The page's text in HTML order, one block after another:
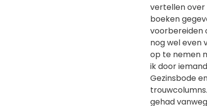
vertellen over
boeken
voorbereiden
nog wel even
op te nemen
ik door
Gezinsbode
gehad